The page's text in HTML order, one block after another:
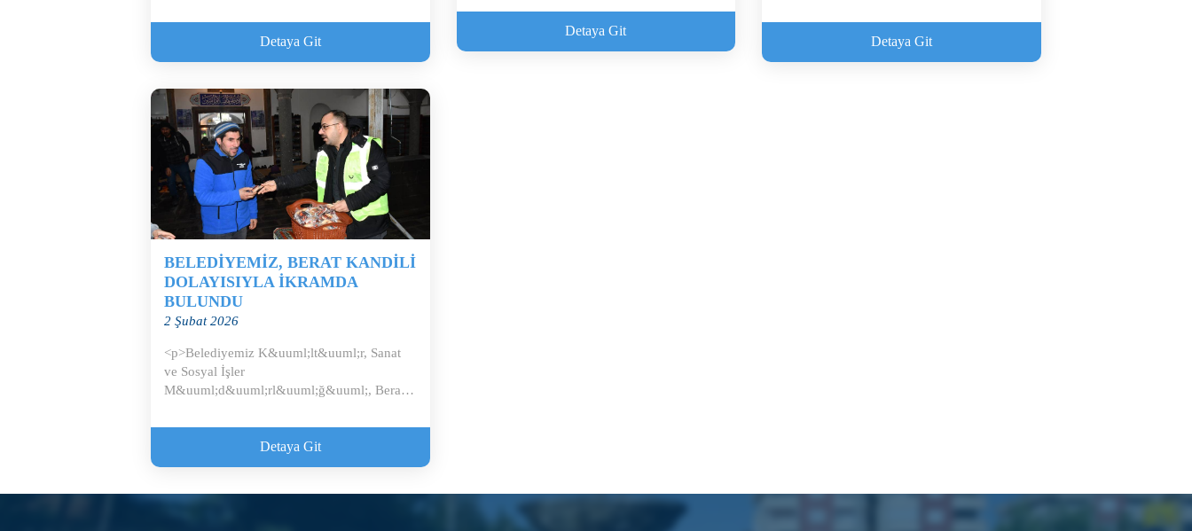
Detaya Git
Detaya Git
Detaya Git
BELEDİYEMİZ, BERAT KANDİLİ
DOLAYISIYLA İKRAMDA
BULUNDU
2 Şubat 2026
<p>Belediyemiz K&uuml;lt&uuml;r, Sanat
ve Sosyal İşler
M&uuml;d&uuml;rl&uuml;ğ&uuml;, Berat
Detaya Git